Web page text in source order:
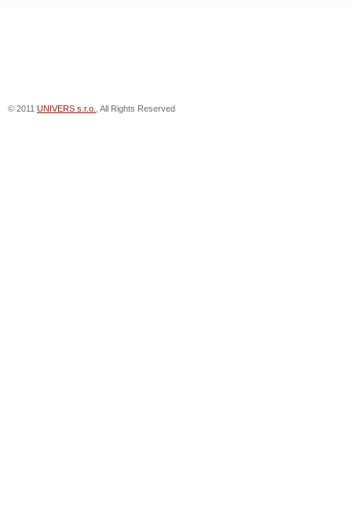
© 2011 UNIVERS s.r.o. , All Rights Reserved